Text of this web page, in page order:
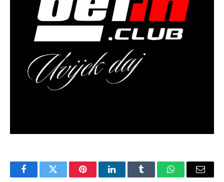
FacebookTwitter PinterestLinkedInTumblr WhatsAppEmail